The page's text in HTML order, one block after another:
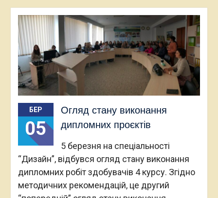
БЕР
05
Огляд стану виконання
дипломних проєктів
5 березня на спеціальності
“Дизайн”, відбувся огляд стану виконання
дипломних робіт здобувачів 4 курсу. Згідно
методичних рекомендацій, це другий